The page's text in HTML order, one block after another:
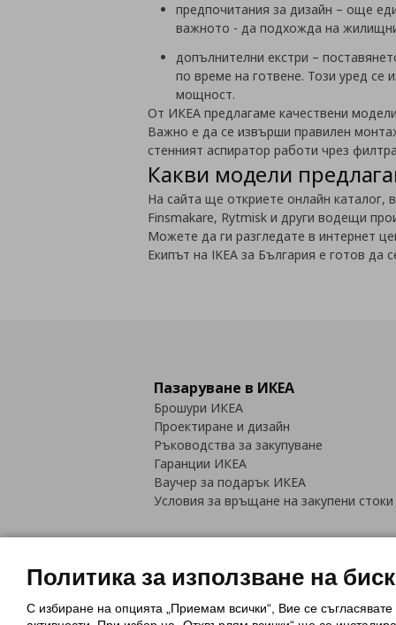
предпочитания за дизайн –още
важното - да подхожда на
допълнителни екстри –
по време наготвене. Този уред
мощност.
От ИКЕА предлагаме качествени модели
Важно е да се извърши правилен
стенният аспиратор работи чрез
Какви модели
На сайта ще откриетеонлайн каталог,
Finsmakare, Rytmisk и други водещи
Можете да ги разгледате в интернет
Екипът на IKEA за България е готов да
Пазаруване в ИКЕА
Брошури ИКЕА
Проектиране и дизайн
Ръководства за закупуване
Гаранции ИКЕА
Ваучер за подарък ИКЕА
Условия за връщане на закупени стоки
Политика за използване на
Политика за използване на
С избиране на опцията „Приемам всички“, Вие се